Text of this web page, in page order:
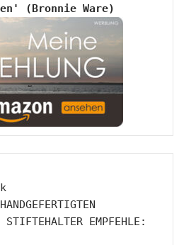
(Bronnie Ware)
STIFTEHALTER EMPFEHLE: